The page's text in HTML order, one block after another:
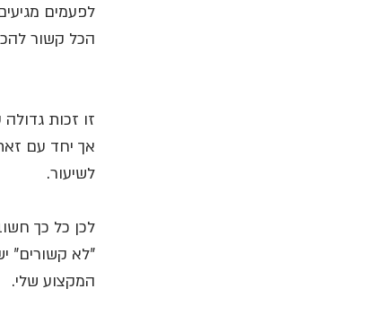
לפעמים
הכל קשור
זו זכות
אך יחד עם
לשיעור.
לכן כל כך
"לא קשורים"
המקצוע שלי.